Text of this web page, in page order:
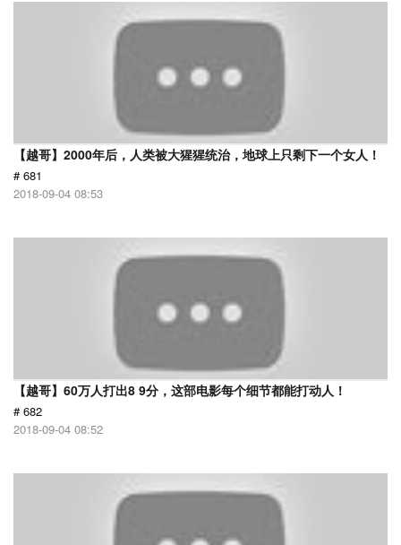
【越哥】2000年后，人类被大猩猩统治，地球上只剩下一个女人！
# 681
2018-09-04 08:53
【越哥】60万人打出8 9分，这部电影每个细节都能打动人！
# 682
2018-09-04 08:52